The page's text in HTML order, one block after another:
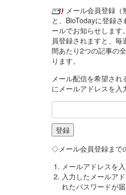
メール会員登録（
と、BioTodayに登録
ールでお知らせします
員登録されますと、毎
間あたり2つの記事の
ります。
メール配信を希望され
にメールアドレスを入
◇メール会員登録まで
メールアドレスを
入力したメールア
れたパスワードが